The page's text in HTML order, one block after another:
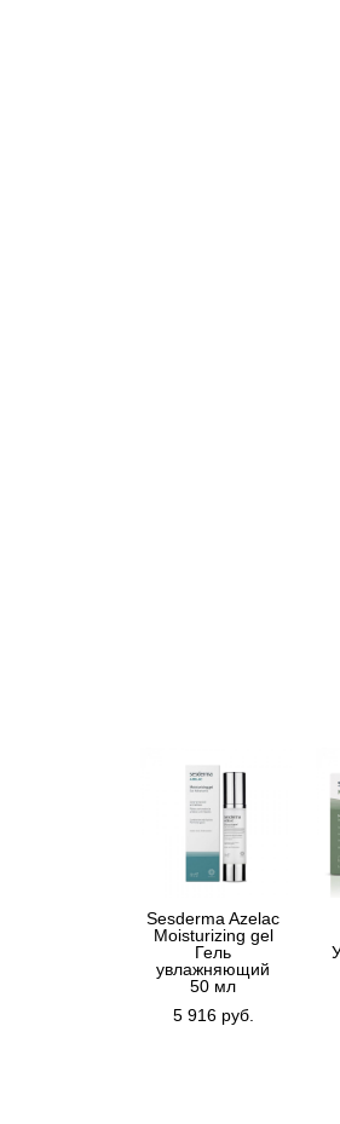
Sesderma Azelac
Moisturizing gel
Гель
увлажняющий
50 мл
5 916 pуб.